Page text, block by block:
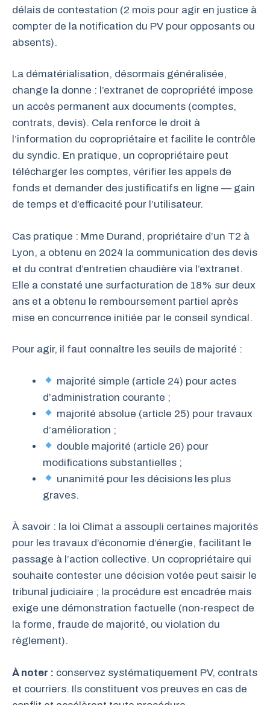
délais de contestation (2 mois pour agir en justice à
compter de la notification du PV pour opposants ou
absents).
La dématérialisation, désormais généralisée,
change la donne : l’extranet de copropriété impose
un accès permanent aux documents (comptes,
contrats, devis). Cela renforce le droit à
l’information du copropriétaire et facilite le contrôle
du syndic. En pratique, un copropriétaire peut
télécharger les comptes, vérifier les appels de
fonds et demander des justificatifs en ligne — gain
de temps et d’efficacité pour l’utilisateur.
Cas pratique : Mme Durand, propriétaire d’un T2 à
Lyon, a obtenu en 2024 la communication des devis
et du contrat d’entretien chaudière via l’extranet.
Elle a constaté une surfacturation de 18% sur deux
ans et a obtenu le remboursement partiel après
mise en concurrence initiée par le conseil syndical.
Pour agir, il faut connaître les seuils de majorité :
majorité simple (article 24) pour actes
d’administration courante ;
majorité absolue (article 25) pour travaux
d’amélioration ;
double majorité (article 26) pour
modifications substantielles ;
unanimité pour les décisions les plus
graves.
À savoir : la loi Climat a assoupli certaines majorités
pour les travaux d’économie d’énergie, facilitant le
passage à l’action collective. Un copropriétaire qui
souhaite contester une décision votée peut saisir le
tribunal judiciaire ; la procédure est encadrée mais
exige une démonstration factuelle (non-respect de
la forme, fraude de majorité, ou violation du
règlement).
À noter : conservez systématiquement PV, contrats
et courriers. Ils constituent vos preuves en cas de